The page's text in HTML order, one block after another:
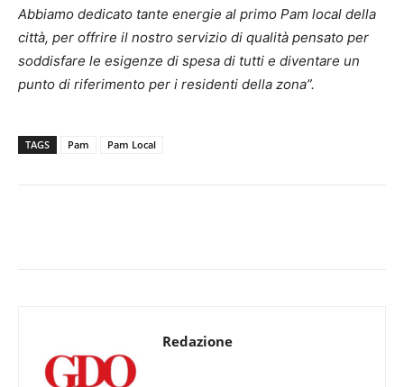
Abbiamo dedicato tante energie al primo Pam local della
città, per offrire il nostro servizio di qualità pensato per
soddisfare le esigenze di spesa di tutti e diventare un
punto di riferimento per i residenti della zona”.
TAGS Pam Pam Local
Redazione